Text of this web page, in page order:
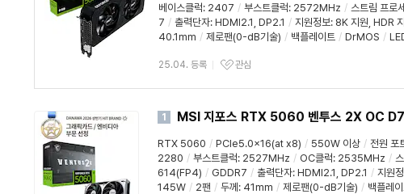
베이스클럭: 2407 / 부스트클럭: 2572MHz / 스트림 프로
7 / 출력단자: HDMI2.1 DP2.1 / 지원정보: 8K 지원 HDR
40.1mm / 제로팬(0-dB기술) / 백플레이트 / DrMOS /
25.04. 등록 관심
1 MSI 지포스 RTX 5060 벤투스 2X OC
RTX 5060 / PCIe5.0x16(at x8) / 550W 이상 / 전원 포
2280 / 부스트클럭: 2527MHz / OC클럭: 2535MHz /
614(FP4) / GDDR7 / 출력단자: HDMI2.1 DP2.1 / 지원
145W / 2팬 / 두께 : 41mm / 제로팬(0-dB기술) / 백플레